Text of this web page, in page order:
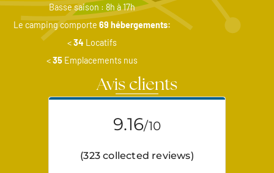
Basse saison : 8h à 17h
Le camping comporte 69 hébergements:
<34 Locatifs
<35 Emplacements nus
Avis clients